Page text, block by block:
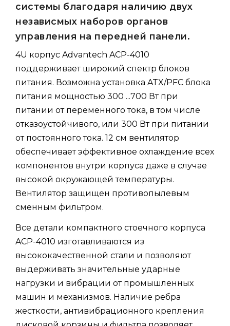
системы благодаря наличию двух
независмых наборов органов
управления на передней панели.
4U корпус Advantech ACP-4010
поддерживает широкий спектр блоков
питания. Возможна установка ATX/PFC блока
питания мощностью 300 ...700 Вт при
питании от переменного тока, в том числе
отказоустойчивого, или 300 Вт при питании
от постоянного тока. 12 см вентилятор
обеспечивает эффективное охлаждение всех
компонентов внутри корпуса даже в случае
высокой окружающей температуры.
Вентилятор защищен противопылевым
сменным фильтром.
Все детали компактного стоечного корпуса
ACP-4010 изготавливаются из
высококачественной стали и позволяют
выдерживать значительные ударные
нагрузки и вибрации от промышленных
машин и механизмов. Наличие ребра
жесткости, антивибрационного крепления